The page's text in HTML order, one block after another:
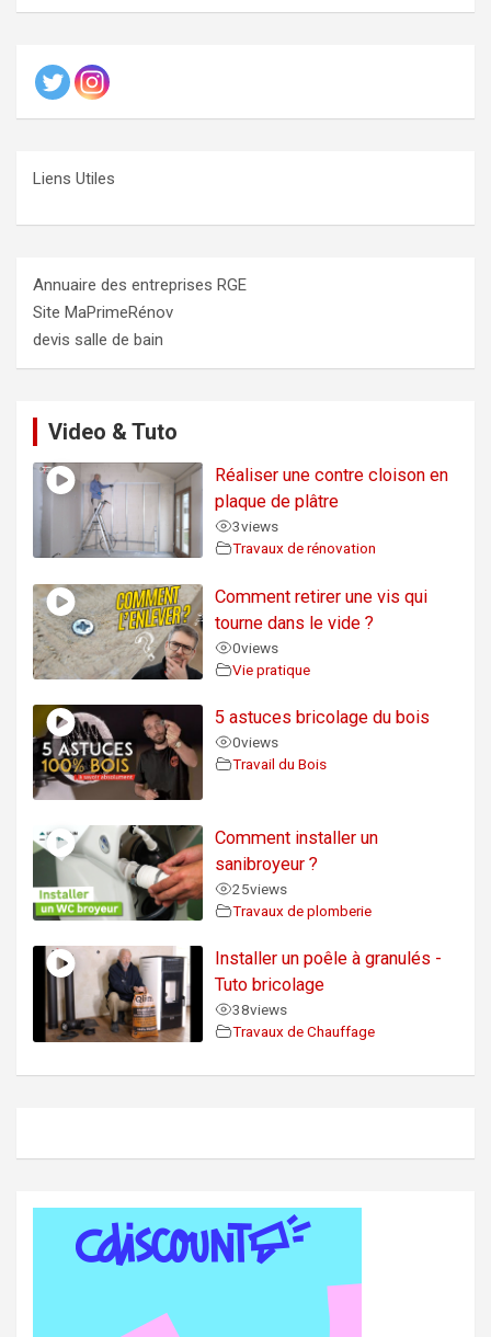
Liens Utiles
Annuaire des entreprises RGE
Site MaPrimeRénov
devis salle de bain
Video & Tuto
Réaliser une contre cloison en
plaque de plâtre
3views
Travaux de rénovation
Comment retirer une vis qui
tourne dans le vide ?
0views
Vie pratique
5 astuces bricolage du bois
0views
Travail du Bois
Comment installer un
sanibroyeur ?
25views
Travaux de plomberie
Installer un poêle à granulés -
Tuto bricolage
38views
Travaux de Chauffage